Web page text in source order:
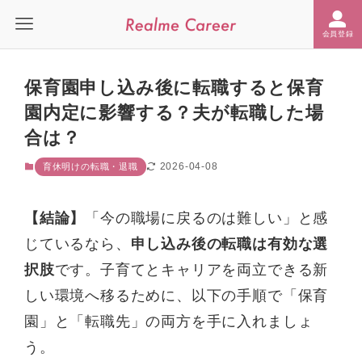
会員登録
保育園申し込み後に転職すると保育
園内定に影響する？夫が転職した場
合は？
育休明けの転職・退職 2026-04-08
【結論】
「今の職場に戻るのは難しい」と感
じているなら、 申し込み後の転職は有効な選
択肢です。子育てとキャリアを両立できる新
しい環境へ移るために、以下の手順で「保育
園」と「転職先」の両方を手に入れましょ
う。